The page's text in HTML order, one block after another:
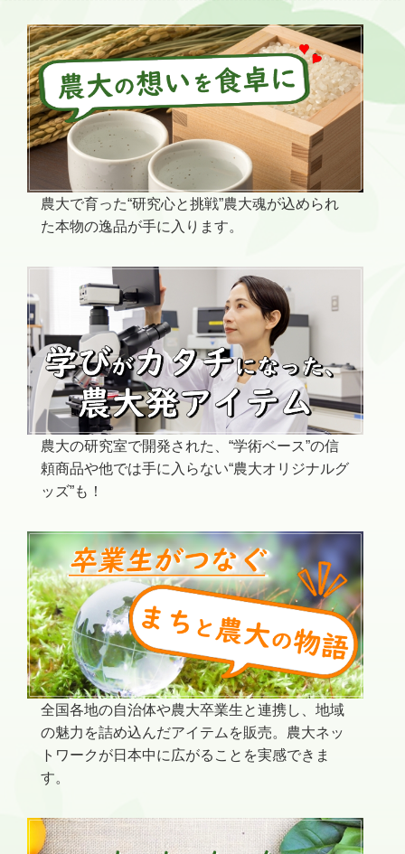
農大で育った“研究心と挑戦”農大魂が込められ
た本物の逸品が手に入ります。
農大の研究室で開発された、“学術ベース”の信
頼商品や他では手に入らない“農大オリジナルグ
ッズ”も！
全国各地の自治体や農大卒業生と連携し、地域
の魅力を詰め込んだアイテムを販売。農大ネッ
トワークが日本中に広がることを実感できま
す。